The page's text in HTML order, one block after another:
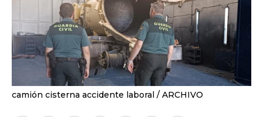
camión cisterna accidente laboral ARCHIVO